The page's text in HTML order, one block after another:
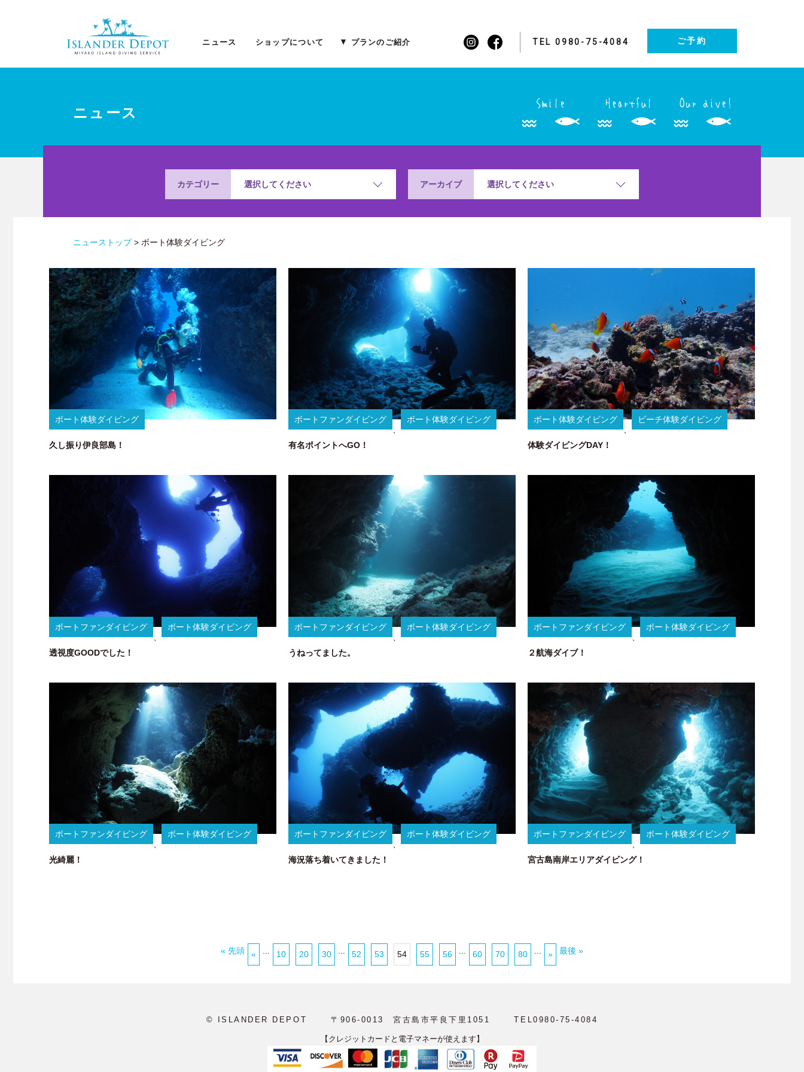
ニュース ショップについて プランのご紹介 TEL 0980-75-4084 ご予約
ニュース
カテゴリー 選択してください アーカイブ 選択してください
ニューストップ> ボート体験ダイビング
ボート体験ダイビング
久し振り伊良部島！
ボートファンダイビング
、
ボート体験ダイビング
有名ポイントへGO！
ボート体験ダイビング
、
ビーチ体験ダイビング
体験ダイビングDAY！
ボートファンダイビング
ボート体験ダイビング
透視度GOODでした！
ボートファンダイビング
、
ボート体験ダイビング
うねってました。
ボートファンダイビング
、
ボート体験ダイビング
２航海ダイブ！
ボートファンダイビング
ボート体験ダイビング
光綺麗！
ボートファンダイビング
、
ボート体験ダイビング
海況落ち着いてきました！
ボートファンダイビング
、
ボート体験ダイビング
宮古島南岸エリアダイビング！
« 先頭 « 10 20 30 52 53 54 55 56 60 70 80 » 最後 »
© ISLANDER DEPOT 〒906-0013 宮古島市平良下里1051 TEL0980-75-4084
【クレジットカードと電子マネーが使えます】